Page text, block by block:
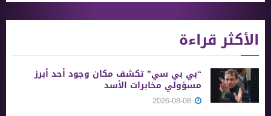
الأكثر قراءة
“بي بي سي” تكشف مكان وجود أحد أبرز
مسؤولي مخابرات الأسد